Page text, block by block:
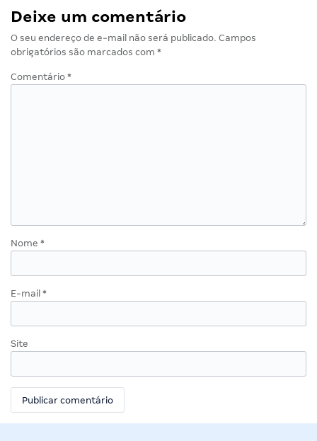
Deixe um comentário
O seu endereço de e-mail não será publicado. Campos
obrigatórios são marcados com *
Comentário *
Nome *
E-mail *
Site